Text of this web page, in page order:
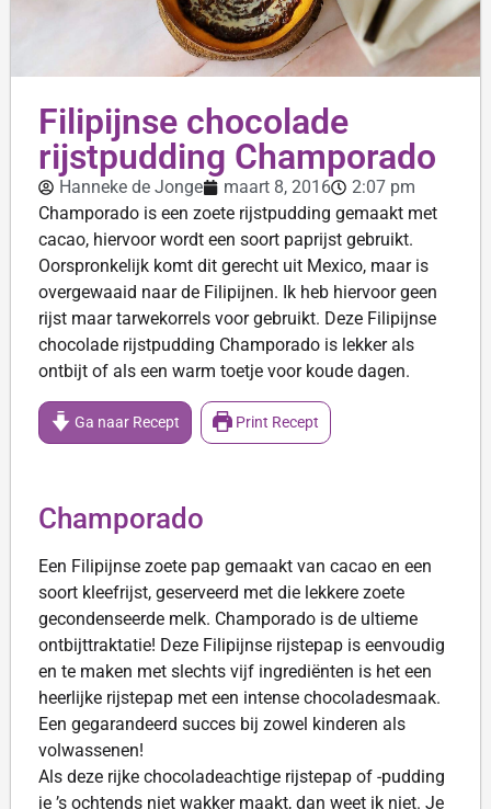
Filipijnse chocolade
rijstpudding Champorado
Hanneke de Jonge maart 8, 2016
2:07 pm
Champorado is een zoete rijstpudding gemaakt met
cacao, hiervoor wordt een soort paprijst gebruikt.
Oorspronkelijk komt dit gerecht uit Mexico, maar is
overgewaaid naar de Filipijnen. Ik heb hiervoor geen
rijst maar tarwekorrels voor gebruikt. Deze Filipijnse
chocolade rijstpudding Champorado is lekker als
ontbijt of als een warm toetje voor koude dagen.
Ga naar Recept Print Recept
Champorado
Een Filipijnse zoete pap gemaakt van cacao en een
soort kleefrijst, geserveerd met die lekkere zoete
gecondenseerde melk. Champorado is de ultieme
ontbijttraktatie! Deze Filipijnse rijstepap is eenvoudig
en te maken met slechts vijf ingrediënten is het een
heerlijke rijstepap met een intense chocoladesmaak.
Een gegarandeerd succes bij zowel kinderen als
volwassenen!
Als deze rijke chocoladeachtige rijstepap of -pudding
je ’s ochtends niet wakker maakt, dan weet ik niet. Je